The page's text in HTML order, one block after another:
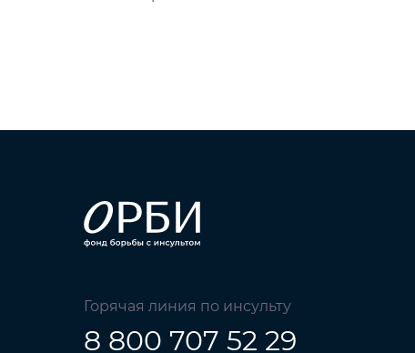
Горячая линия по инсульту
8 800 707 52 29